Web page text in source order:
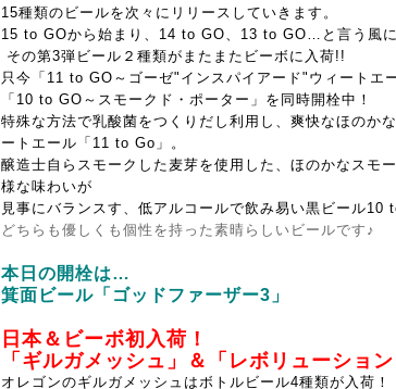
15種類のビールを次々にリリースしていきます。
15 to GOから始まり、14 to GO、 13 to GO…と言う風に
その第3弾ビール２種類がまたまたビーボに入荷!!
只今「11 to GO～ゴーゼ"インスパイアード"ウィートエー
「10 to GO～スモークド・ポーター」を同時開栓中！
特殊な方法で乳酸菌をつくりだし利用し、爽快なほのか
ートエール「11 to Go」。
醸造士自らスモークした麦芽を使用した、ほのかなスモ
様な味わいが
見事にバランスす、低アルコールで飲み易い黒ビール10
どちらも優しくも個性を持った素晴らしいビールです♪
本日の開栓は…
箕面ビール「ゴッドファーザー3」
日本＆ビーボ初入荷！
「ギルガメッシュ」＆「レボリューショ
オレゴンのギルガメッシュはボトルビール4種類が入荷！